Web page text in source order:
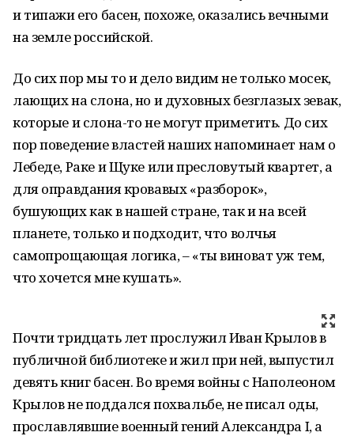
и типажи его басен, похоже, оказались вечными
на земле российской.
До сих пор мы то и дело видим не только мосек,
лающих на слона, но и духовных безглазых зевак,
которые и слона-то не могут приметить. До сих
пор поведение властей наших напоминает нам о
Лебеде, Раке и Щуке или пресловутый квартет, а
для оправдания кровавых «разборок»,
бушующих как в нашей стране, так и на всей
планете, только и подходит, что волчья
самопрощающая логика, – «ты виноват уж тем,
что хочется мне кушать».
Почти тридцать лет прослужил Иван Крылов в
публичной библиотеке и жил при ней, выпустил
девять книг басен. Во время войны с Наполеоном
Крылов не поддался похвальбе, не писал оды,
прославлявшие военный гений Александра I, а